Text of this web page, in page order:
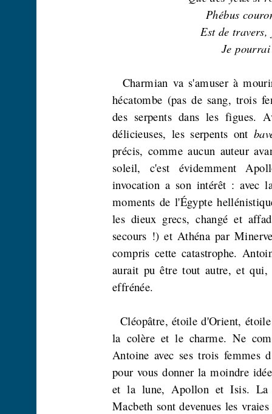
Phébus
Est de
Je
Charmian va s'amuser à
hécatombe (pas de sang, trois
des serpents dans les figues.
délicieuses, les serpents ont
précis, comme aucun auteur
soleil, c'est évidemment
invocation a son intérêt : avec
moments de l'Égypte
les dieux grecs, changé et
secours !) et Athéna par
compris cette catastrophe.
aurait pu être tout autre, et
effrénée.
Cléopâtre, étoile d'Orient,
la colère et le charme. Ne
Antoine avec ses trois femmes
pour vous donner la moindre
et la lune, Apollon et Isis. La
Macbeth sont devenues les